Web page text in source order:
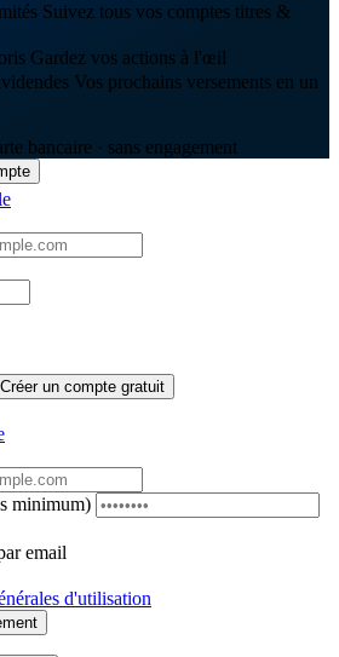
Suivez tous vos comptes titres &
Gardez vos actions à l'œil
Vos prochains versements en un
bancaire · sans engagement
Créer un compte gratuit
minimum)
email
d'utilisation